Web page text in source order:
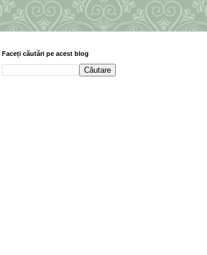
Faceți căutări pe acest blog